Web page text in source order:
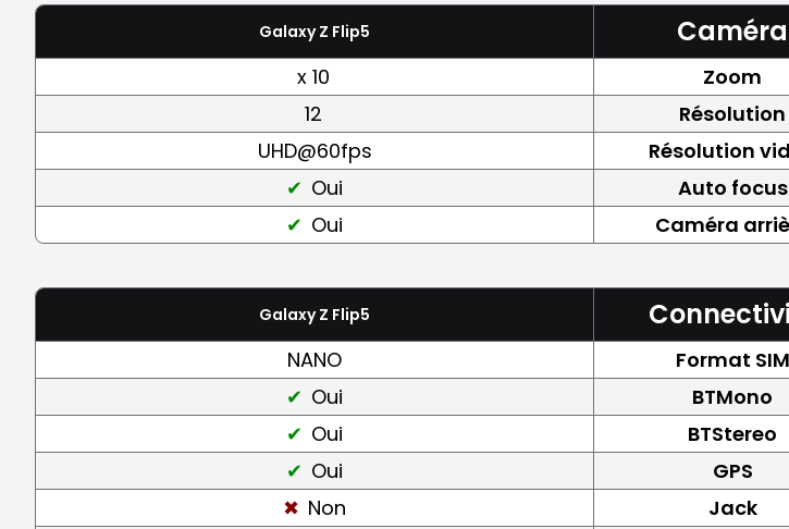
Galaxy Z Flip5 Caméra
x 10 Zoom
12
Résolution
UHD@60fps
Résolution
Oui
Auto focus
Oui
Caméra
Galaxy Z Flip5
NANO Format SIM
Oui
BTMono
Oui
BTStereo
Oui
GPS
Non
Jack